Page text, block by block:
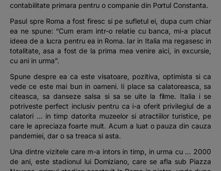
contabilitate primara pentru o companie din Portul Constanta.
Pasul spre Roma a fost firesc si pe sufletul ei, dupa cum chiar
ea ne spune: “Cum eram intr-o relatie cu banca, mi-a placut
ideea de a lucra pentru ea in Roma. Iar in Italia ma regasesc in
totalitate, asa a fost de la prima mea venire aici, in excursie,
cu ani in urma”.
Spune despre ea ca este visatoare, pozitiva, optimista si ca
vede ce este mai bun in oameni. Ii place sa calatoreasca, sa
citeasca, sa danseze salsa si sa se uite la filme. Italia i se
potriveste perfect inclusiv pentru ca i-a oferit privilegiul de a
calatori … in timp datorita muzeelor si atractiilor turistice, pe
care le apreciaza foarte mult. Acum a luat o pauza din cauza
pandemiei, dar o sa treaca si asta.
Una dintre vizitele care m-a intors in timp, in urma cu … 2000
de ani, este stadionul lui Domiziano, care se afla sub Piazza